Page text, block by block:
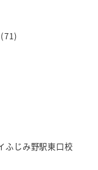
(71)
ふじみ野駅東口校